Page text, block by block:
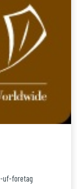
uf-foretag